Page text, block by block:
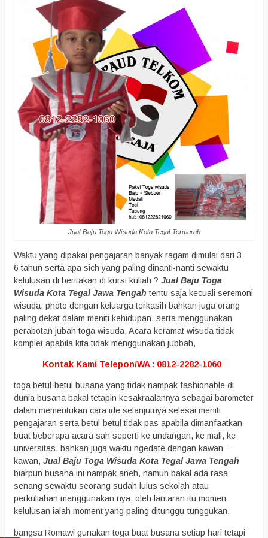
Jual Baju Toga Wisuda Kota Tegal Termurah
Waktu yang dipakai pengajaran banyak ragam dimulai dari 3 –
6 tahun serta apa sich yang paling dinanti-nanti sewaktu
kelulusan di beritakan di kursi kuliah ? Jual Baju Toga
Wisuda Kota Tegal Jawa Tengah tentu saja kecuali seremoni
wisuda, photo dengan keluarga terkasih bahkan juga orang
paling dekat dalam meniti kehidupan, serta menggunakan
perabotan jubah toga wisuda, Acara keramat wisuda tidak
komplet apabila kita tidak menggunakan jubbah,
Kontak Kami Telepon/WA : 0812-2282-1060
toga betul-betul busana yang tidak nampak fashionable di
dunia busana bakal tetapin kesakraalannya sebagai barometer
dalam mementukan cara ide selanjutnya selesai meniti
pengajaran serta betul-betul tidak pas apabila dimanfaatkan
buat beberapa acara sah seperti ke undangan, ke mall, ke
universitas, bahkan juga waktu ngedate dengan kawan –
kawan, Jual Baju Toga Wisuda Kota Tegal Jawa Tengah
biarpun busana ini nampak aneh, namun bakal ada rasa
senang sewaktu seorang sudah lulus sekolah atau
perkuliahan menggunakan nya, oleh lantaran itu momen
kelulusan ialah moment yang paling ditunggu-tunggukan.
bangsa Romawi gunakan toga buat busana setiap hari tetapi